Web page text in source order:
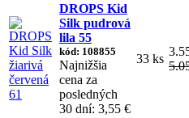
DROPS Kid
Silk pudrová
lila 55
kód: 108855
Najnižšia
cena za
posledných
30 dní: 3,55 €
33 ks